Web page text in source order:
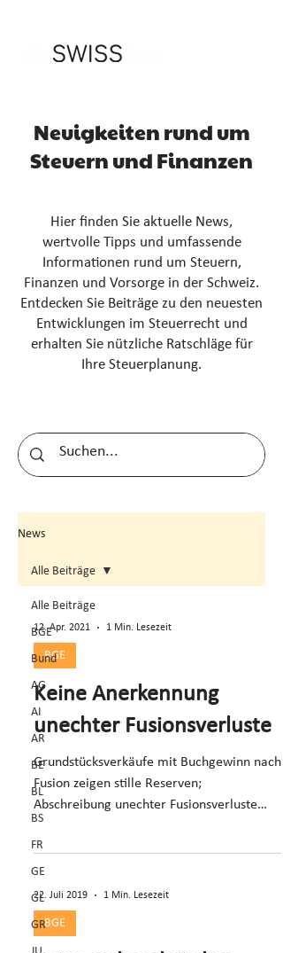
Neuigkeiten rund um
Steuern und Finanzen
Hier finden Sie aktuelle News,
wertvolle Tipps und umfassende
Informationen rund um Steuern,
Finanzen und Vorsorge in der Schweiz.
Entdecken Sie Beiträge zu den neuesten
Entwicklungen im Steuerrecht und
erhalten Sie nützliche Ratschläge für
Ihre Steuerplanung.
News
Alle Beiträge
BGE
Bund
AG
AI
AR
BE
BL
BS
FR
GE
GL
GR
Alle Beiträge
12. Apr. 2021 1 Min. Lesezeit
BGE
Keine Anerkennung
unechter Fusionsverluste
Grundstücksverkäufe mit Buchgewinn nach
Fusion zeigen stille Reserven;
Abschreibung unechter Fusionsverluste
steuerlich unzulässig.
22. Juli 2019 1 Min. Lesezeit
BGE